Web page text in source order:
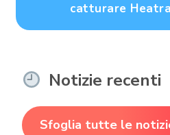
catturare
Notizie recenti
Sfoglia tutte le